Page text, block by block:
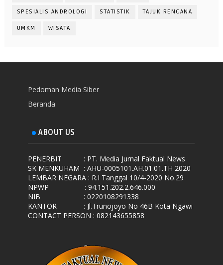
SPESIALIS ANDROLOGI STATISTIK TAJUK RENCANA
UMKM WISATA
Pedoman Media Siber
Beranda
ABOUT US
PENERBIT
: PT. Media Jurnal Faktual News
SK MENKUHAM : AHU-0005101.AH.01.01.TH 2020
LEMBAR NEGARA : R.I Tanggal 10/4-2020 No.29
NPWP
: 94.151.202.2.646.000
NIB
: 0220108291338
KANTOR
: Jl.Trunojoyo No 46B Kota Ngawi
CONTACT PERSON : 082143655858